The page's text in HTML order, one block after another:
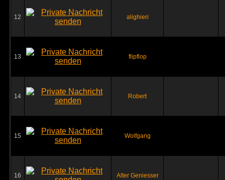
12 alighieri
13 flipflop
14 Robert
15 Wolfgang
16 Alter Geniesser